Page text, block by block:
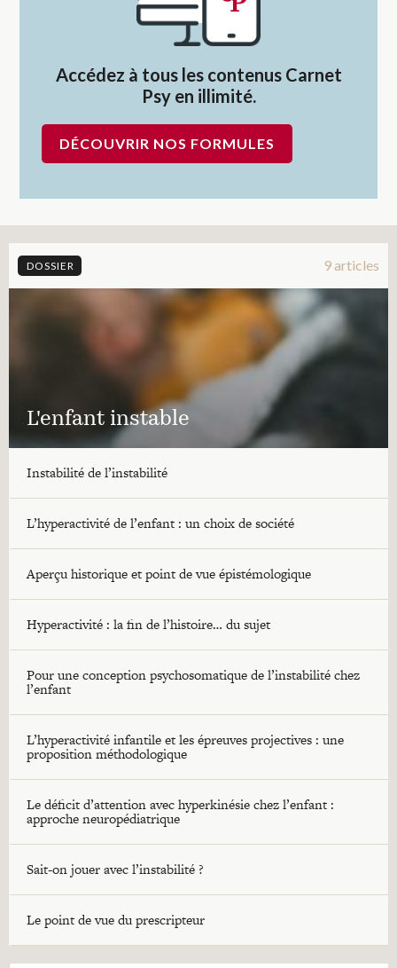
Accédez à tous les contenus Carnet
Psy en illimité.
DÉCOUVRIR NOS FORMULES
DOSSIER 9 articles
L'enfant instable
Instabilité de l’instabilité
L’hyperactivité de l’enfant : un choix de société
Aperçu historique et point de vue épistémologique
Hyperactivité : la fin de l’histoire… du sujet
Pour une conception psychosomatique de l’instabilité chez
l’enfant
L’hyperactivité infantile et les épreuves projectives : une
proposition méthodologique
Le déficit d’attention avec hyperkinésie chez l’enfant :
approche neuropédiatrique
Sait-on jouer avec l’instabilité ?
Le point de vue du prescripteur